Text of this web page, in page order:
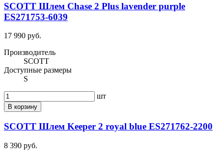
SCOTT Шлем Chase 2 Plus lavender purple
ES271753-6039
17 990 руб.
Производитель
SCOTT
Доступные размеры
S
шт
В корзину
SCOTT Шлем Keeper 2 royal blue ES271762-2200
8 390 руб.